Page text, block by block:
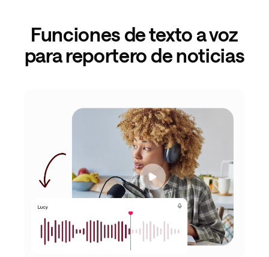
Funciones de texto a voz
para reportero de noticias